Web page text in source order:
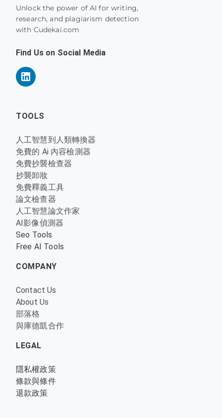
Unlock the power of AI for writing,
research, and plagiarism detection
with Cudekai.com
Find Us on Social Media
TOOLS
人工智慧到人類轉換器
免費的 Ai 內容檢測器
免費抄襲檢查器
抄襲卸妝
免費釋義工具
論文檢查器
人工智慧論文作家
AI影像偵測器
Seo Tools
Free AI Tools
COMPANY
Contact Us
About Us
部落格
與庫德凱合作
LEGAL
隱私權政策
條款與條件
退款政策